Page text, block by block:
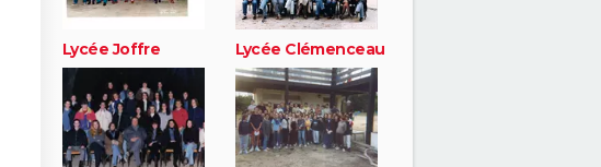
Lycée Joffre Lycée Clémenceau